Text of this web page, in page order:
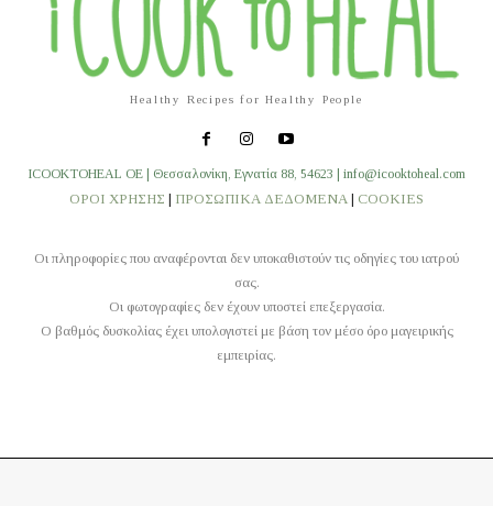
Healthy Recipes for Healthy People
ICOOKTOHEAL OE | Θεσσαλονίκη, Εγνατία 88, 54623 | info@icooktoheal.com
ΟΡΟΙ ΧΡΗΣΗΣ | ΠΡΟΣΩΠΙΚΑ ΔΕΔΟΜΕΝΑ | COOKIES
Οι πληροφορίες που αναφέρονται δεν υποκαθιστούν τις οδηγίες του ιατρού
σας.
Οι φωτογραφίες δεν έχουν υποστεί επεξεργασία.
O βαθμός δυσκολίας έχει υπολογιστεί με βάση τον μέσο όρο μαγειρικής
εμπειρίας.